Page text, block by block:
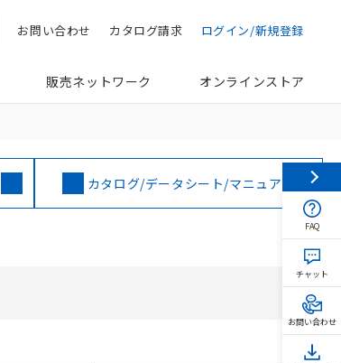
検索 ログイン/新規登録
カタログ請求
お問い合わせ
販売ネットワーク オンラインストア
カタログ/データシート/マニュアル
FAQ
チャット
お問い合わせ